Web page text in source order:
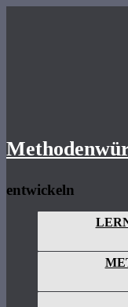
entwickeln